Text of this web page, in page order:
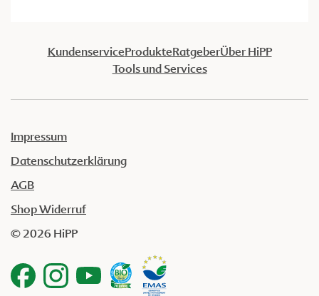
KundenserviceProdukteRatgeberÜber HiPP
Tools und Services
Impressum
Datenschutzerklärung
AGB
Shop Widerruf
© 2026 HiPP